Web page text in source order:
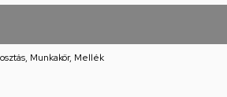
Munkakör, Mellék